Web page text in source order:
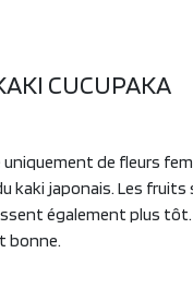
CUCUPAKA
de fleurs
kaki japonais. Les
également plus
bonne.